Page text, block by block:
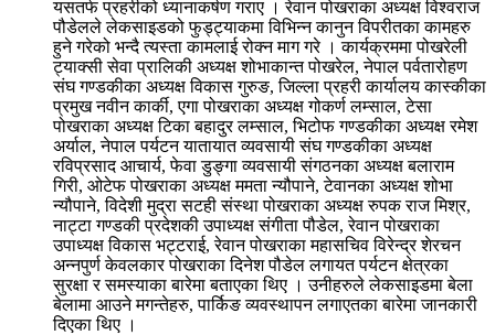
यसतर्फ प्रहरीको ध्यानाकर्षण गराए । रेवान पोखराका अध्यक्ष विश्वराज
पौडेलले लेकसाइडको फुड्ट्याकमा विभिन्न कानुन विपरीतका कामहरु
हुने गरेको भन्दै त्यस्ता कामलाई रोक्न माग गरे । कार्यक्रममा पोखरेली
ट्याक्सी सेवा प्रालिकी अध्यक्ष शोभाकान्त पोखरेल, नेपाल पर्वतारोहण
संघ गण्डकीका अध्यक्ष विकास गुरुङ, जिल्ला प्रहरी कार्यालय कास्कीका
प्रमुख नवीन कार्की, एगा पोखराका अध्यक्ष गोकर्ण लम्साल, टेसा
पोखराका अध्यक्ष टिका बहादुर लम्साल, भिटोफ गण्डकीका अध्यक्ष रमेश
अर्याल, नेपाल पर्यटन यातायात व्यवसायी संघ गण्डकीका अध्यक्ष
रविप्रसाद आचार्य, फेवा डुङ्गा व्यवसायी संगठनका अध्यक्ष बलाराम
गिरी, ओटेफ पोखराका अध्यक्ष ममता न्यौपाने, टेवानका अध्यक्ष शोभा
न्यौपाने, विदेशी मुद्रा सटही संस्था पोखराका अध्यक्ष रुपक राज मिश्र,
नाट्टा गण्डकी प्रदेशकी उपाध्यक्ष संगीता पौडेल, रेवान पोखराका
उपाध्यक्ष विकास भट्टराई, रेवान पोखराका महासचिव विरेन्द्र शेरचन
अन्नपुर्ण केवलकार पोखराका दिनेश पौडेल लगायत पर्यटन क्षेत्रका
सुरक्षा र समस्याका बारेमा बताएका थिए । उनीहरुले लेकसाइडमा बेला
बेलामा आउने मगन्तेहरु, पार्किङ व्यवस्थापन लगाएतका बारेमा जानकारी
दिएका थिए ।